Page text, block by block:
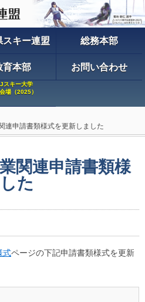
スキー連盟 総務本部
育本部 お問い合わせ
スキー大学
場（2025）
連申請書類様式を更新しました
関連申請書類様
た
式ページの下記申請書類様式を更新